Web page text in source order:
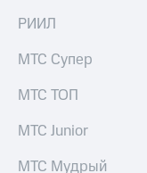
Программа
Порядок
выкупа
Дивиденды
Рынок
РИИЛ
МТС Супер
МТС ТОП
МТС Junior
МТС Мудрый